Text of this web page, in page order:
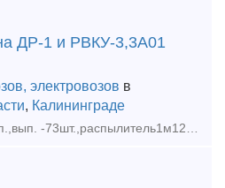
ДР-1 и РВКУ-3,3А01
электровозов в
, Калининграде
Поршень-12шт.,клапан вп.,вып. -73шт.,распылитель1м12.14сп -24шт.,п.п.1м12 -4шт. РВКУ-3,3А01 -4шт. Цена всего 30% от стоимости.